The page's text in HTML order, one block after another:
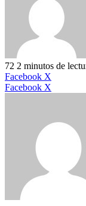
72 2 minutos de
Facebook X
Facebook X